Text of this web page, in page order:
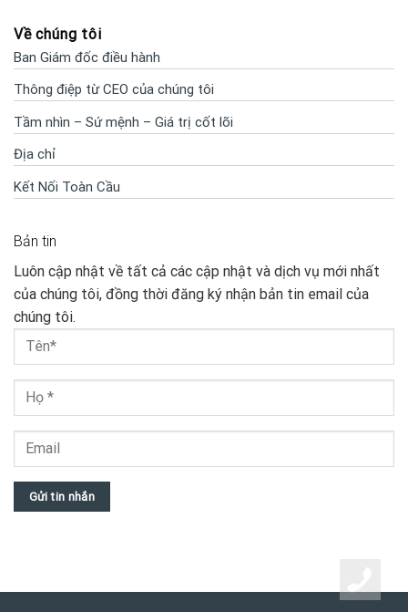
Về chúng tôi
Ban Giám đốc điều hành
Thông điệp từ CEO của chúng tôi
Tầm nhìn – Sứ mệnh – Giá trị cốt lõi
Địa chỉ
Kết Nối Toàn Cầu
Bản tin
Luôn cập nhật về tất cả các cập nhật và dịch vụ mới nhất
của chúng tôi, đồng thời đăng ký nhận bản tin email của
chúng tôi.
Gửi tin nhắn